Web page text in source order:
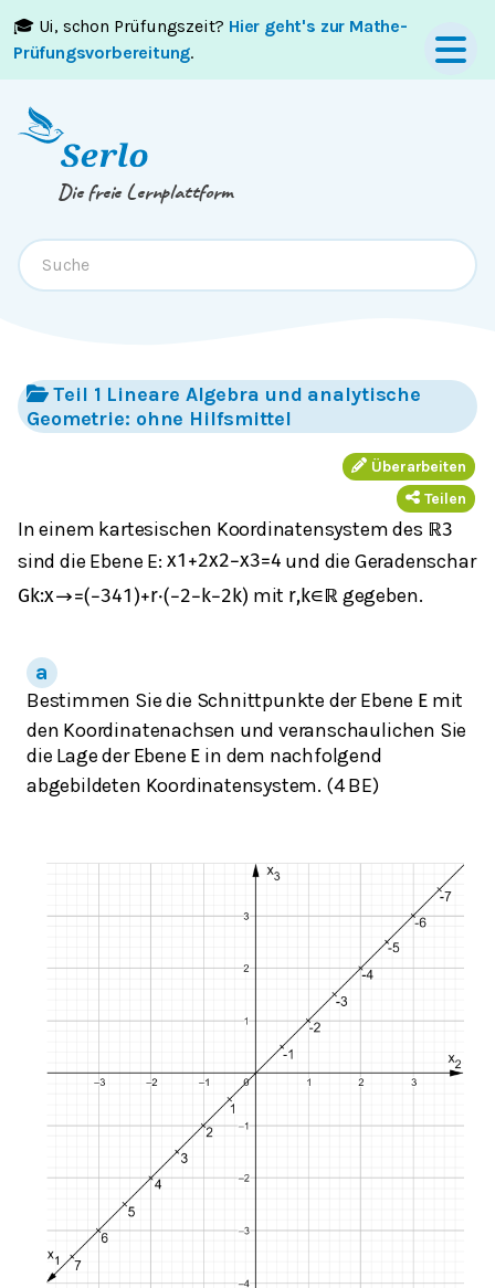
🎓 Ui, schon Prüfungszeit? Hier geht's zur Mathe-
Prüfungsvorbereitung.
Springe zumInhaltoderFooter
Die freie Lernplattform
Teil 1 Lineare Algebra und analytische
Geometrie: ohne Hilfsmittel
Überarbeiten
Teilen
In einem kartesischen Koordinatensystem des ℝ3
sind die Ebene E: x1 +2x2−x3=4 und die Geradenschar
G k:x→=(−341 )+r⋅(−2− k−2 k) mit r,k∈ ℝ gegeben.
Bestimmen Sie die Schnittpunkte der Ebene Emit
den Koordinatenachsen und veranschaulichen Sie
die Lage der Ebene E in dem nachfolgend
abgebildeten Koordinatensystem. (4 BE)